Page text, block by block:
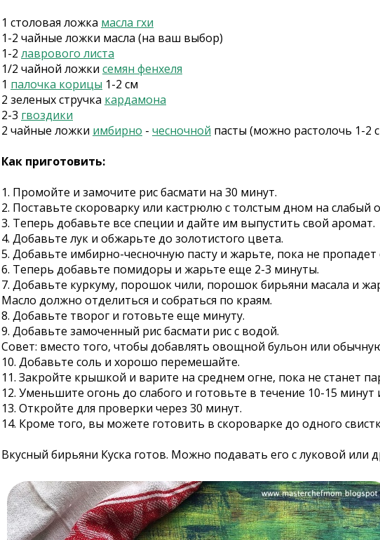
1 столовая ложка масла гхи
1-2 чайные ложки масла (на ваш выбор)
1-2 лаврового листа
1/2 чайной ложки семян фенхеля
1 палочка корицы 1-2 см
2 зеленых стручка кардамона
2-3 гвоздики
2 чайные ложки имбирно - чесночной пасты (можно растолочь 1-2
Как приготовить:
1. Промойте и замочите рис басмати на 30 минут.
2. Поставьте скороварку или кастрюлю с толстым дном на слабый
3. Теперь добавьте все специи и дайте им выпустить свой аромат.
4. Добавьте лук и обжарьте до золотистого цвета.
5. Добавьте имбирно-чесночную пасту и жарьте, пока не пропадет
6. Теперь добавьте помидоры и жарьте еще 2-3 минуты.
7. Добавьте куркуму, порошок чили, порошок бирьяни масала и
Масло должно отделиться и собраться по краям.
8. Добавьте творог и готовьте еще минуту.
9. Добавьте замоченный рис басмати рис с водой.
Совет: вместо того, чтобы добавлять овощной бульон или
10. Добавьте соль и хорошо перемешайте.
11. Закройте крышкой и варите на среднем огне, пока не станет
12. Уменьшите огонь до слабого и готовьте в течение 10-15
13. Откройте для проверки через 30 минут.
14. Кроме того, вы можете готовить в скороварке до одного
Вкусный бирьяни Куска готов. Можно подавать его с луковой или